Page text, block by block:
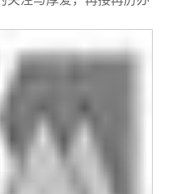
会